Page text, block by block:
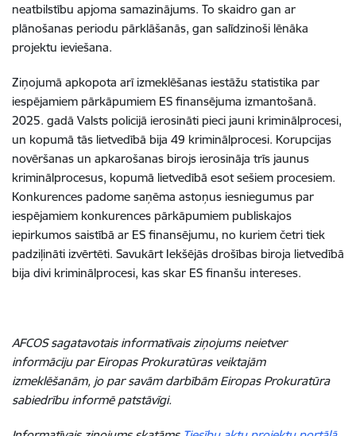
neatbilstību apjoma samazinājums. To skaidro gan ar
plānošanas periodu pārklāšanās, gan salīdzinoši lēnāka
projektu ieviešana.
Ziņojumā apkopota arī izmeklēšanas iestāžu statistika par
iespējamiem pārkāpumiem ES finansējuma izmantošanā.
2025. gadā Valsts policijā ierosināti pieci jauni kriminālprocesi,
un kopumā tās lietvedībā bija 49 kriminālprocesi. Korupcijas
novēršanas un apkarošanas birojs ierosināja trīs jaunus
kriminālprocesus, kopumā lietvedībā esot sešiem procesiem.
Konkurences padome saņēma astoņus iesniegumus par
iespējamiem konkurences pārkāpumiem publiskajos
iepirkumos saistībā ar ES finansējumu, no kuriem četri tiek
padziļināti izvērtēti. Savukārt Iekšējās drošības biroja lietvedībā
bija divi kriminālprocesi, kas skar ES finanšu intereses.
AFCOS sagatavotais informatīvais ziņojums neietver
informāciju par Eiropas Prokuratūras veiktajām
izmeklēšanām, jo par savām darbībām Eiropas Prokuratūra
sabiedrību informē patstāvīgi.